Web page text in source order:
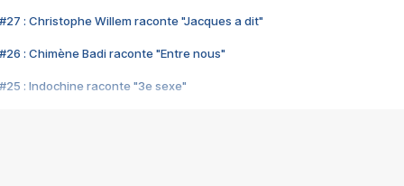
#27 : Christophe Willem raconte "Jacques a dit"
#26 : Chimène Badi raconte "Entre nous"
#25 : Indochine raconte "3e sexe"